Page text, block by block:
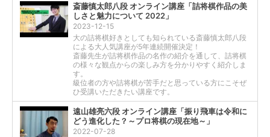
斎藤慎太郎八段 オンライン講座「詰将棋作品の美
しさと魅力について 2022」
2023-12-15
大の詰将棋好きとしても知られている斎藤慎太郎八段
による大人気講座が5年連続開催決定！
斎藤先生が詰将棋作品の名作の紹介を通して、詰将棋
の様々な観点からの楽しみ方を分かりやすく紹介しま
す。
級位者の方や詰将棋が苦手だと思っている方にこそぜ
ひ受講いただきたい講座です。
遠山雄亮六段 オンライン講座「振り飛車は令和に
どう進化した？～プロ将棋の現在地～」
2022-07-28